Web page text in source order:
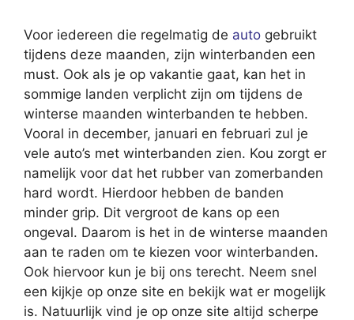
Voor iedereen die regelmatig de auto gebruikt
tijdens deze maanden, zijn winterbanden een
must. Ook als je op vakantie gaat, kan het in
sommige landen verplicht zijn om tijdens de
winterse maanden winterbanden te hebben.
Vooral in december, januari en februari zul je
vele auto’s met winterbanden zien. Kou zorgt er
namelijk voor dat het rubber van zomerbanden
hard wordt. Hierdoor hebben de banden
minder grip. Dit vergroot de kans op een
ongeval. Daarom is het in de winterse maanden
aan te raden om te kiezen voor winterbanden.
Ook hiervoor kun je bij ons terecht. Neem snel
een kijkje op onze site en bekijk wat er mogelijk
is. Natuurlijk vind je op onze site altijd scherpe